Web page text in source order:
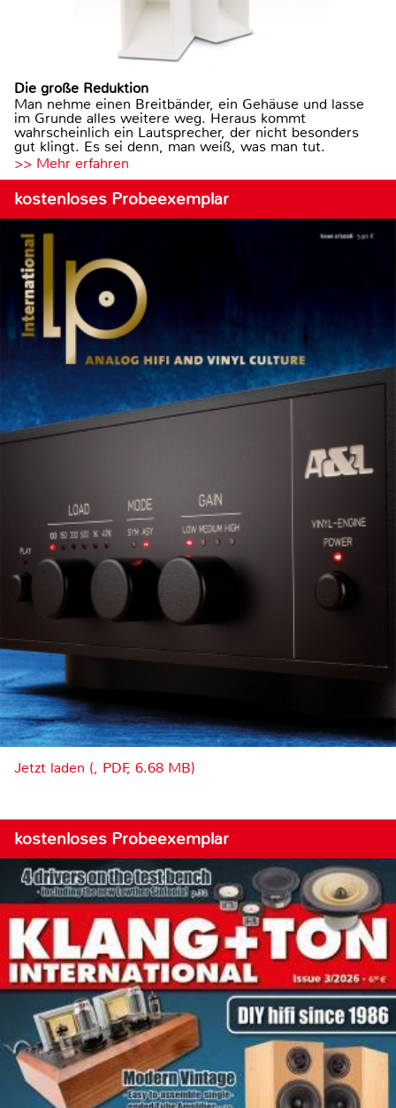
Die große Reduktion
Man nehme einen Breitbänder, ein Gehäuse und lasse
im Grunde alles weitere weg. Heraus kommt
wahrscheinlich ein Lautsprecher, der nicht besonders
gut klingt. Es sei denn, man weiß, was man tut.
>> Mehr erfahren
kostenloses Probeexemplar
Jetzt laden (, PDF, 6.68 MB)
kostenloses Probeexemplar